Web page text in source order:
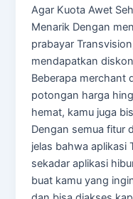
Agar Kuota Awet
Menarik Dengan
prabayar
mendapatkan
Beberapa merchant
potongan harga
hemat, kamu juga
Dengan semua fitur
jelas bahwa aplikasi
sekadar aplikasi
buat kamu yang